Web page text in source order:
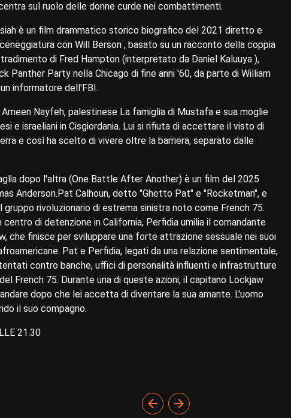
sul ruolo delle donne curde nei combattimenti.
è un film drammatico storico biografico del 2021 diretto e
con Will Berson , basato su un racconto della coppia
di Fred Hampton (interpretato da Daniel Kaluuya ),
Panther Party nella Chicago di fine anni '60, da parte di William
informatore dell'FBI.
Nayfeh, palestinese La famiglia di Mustafa e sua moglie
e israeliani in Cisgiordania. Lui si rifiuta di accettare il visto di
e così ha scelto di vivere oltre la barriera, separato dalle
dopo l'altra (One Battle After Another) è un film del 2025
Anderson.Pat Calhoun, detto "Ghetto Pat" e "Rocketman", e
rivoluzionario di estrema sinistra noto come French 75.
di detenzione in California, Perfidia umilia il comandante
che finisce per sviluppare una forte attrazione sessuale nei suoi
Pat e Perfidia, legati da una relazione sentimentale,
contro banche, uffici di personalità influenti e infrastrutture
French 75. Durante una di queste azioni, il capitano Lockjaw
dopo che lei accetta di diventare la sua amante. L'uomo
il suo compagno.
21.30